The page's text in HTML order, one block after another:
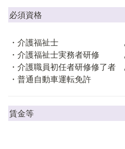
必須資格
・介護福祉士　　　　　　　
・介護福祉士実務者研修　　
・介護職員初任者研修修了者
・普通自動車運転免許
賃金等